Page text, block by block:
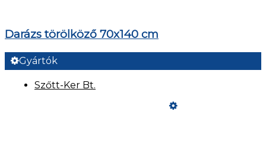
Darázs törölköző 70x140 cm
Gyártók
Szőtt-Ker Bt.